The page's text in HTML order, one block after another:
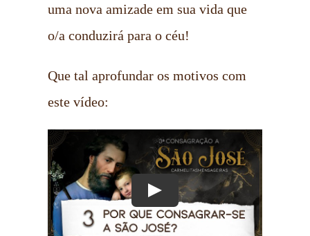
uma nova amizade em sua vida que
o/a conduzirá para o céu!
Que tal aprofundar os motivos com
este vídeo: